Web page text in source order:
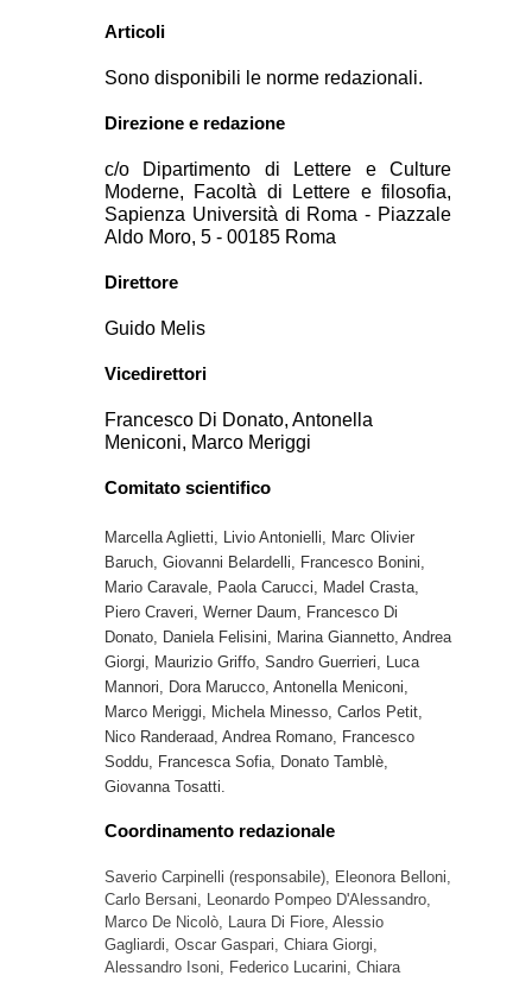
Articoli
Sono disponibili le norme redazionali.
Direzione e redazione
c/o Dipartimento di Lettere e Culture
Moderne, Facoltà di Lettere e filosofia,
Sapienza Università di Roma - Piazzale
Aldo Moro, 5 - 00185 Roma
Direttore
Guido Melis
Vicedirettori
Francesco Di Donato, Antonella
Meniconi, Marco Meriggi
Comitato scientifico
Marcella Aglietti, Livio Antonielli, Marc Olivier
Baruch, Giovanni Belardelli,
Francesco Bonini,
Mario Caravale, Paola Carucci, Madel Crasta,
Piero Craveri, Werner Daum, Francesco Di
Donato, Daniela Felisini , Marina Giannetto, Andrea
Giorgi, Maurizio Griffo, Sandro Guerrieri,
Luca
Mannori, Dora Marucco, Antonella Meniconi,
Marco Meriggi, Michela Minesso , Carlos Petit,
Nico Randeraad, Andrea Romano, Francesco
Soddu, Francesca Sofia, Donato Tamblè,
Giovanna Tosatti.
Coordinamento redazionale
Saverio Carpinelli (responsabile), Eleonora Belloni,
Carlo Bersani, Leonardo Pompeo D'Alessandro,
Marco De Nicolò, Laura Di Fiore, Alessio
Gagliardi, Oscar Gaspari, Chiara Giorgi,
Alessandro Isoni, Federico Lucarini, Chiara